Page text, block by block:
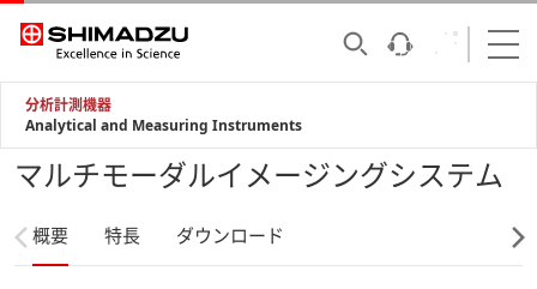
分析計測機器
Analytical and Measuring Instruments
マルチモーダルイメージングシステム
概要 特長 ダウンロード